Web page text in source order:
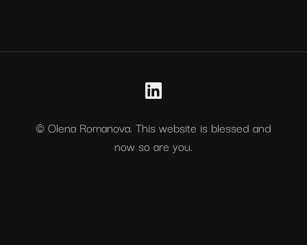
© Olena Romanova. This website is blessed and
now so are you.